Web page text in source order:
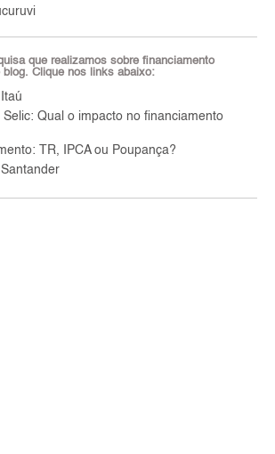
que realizamos sobre financiamento
blog. Clique nos links abaixo:
Selic: Qual o impacto no financiamento
TR, IPCA ou Poupança?